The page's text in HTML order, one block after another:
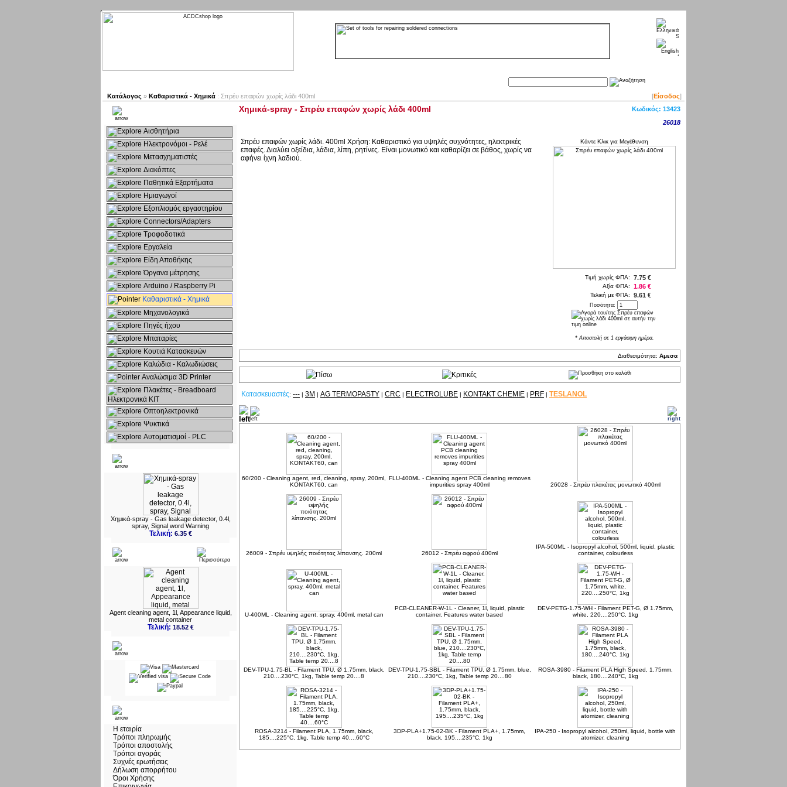
Κατάλογος » Καθαριστικά - Χημικά : Σπρέυ επαφών χωρίς λάδι 400ml [Είσοδος]
Αισθητήρια
Ηλεκτρονόμοι - Ρελέ
Μετασχηματιστές
Διακόπτες
Παθητικά Εξαρτήματα
Hμιαγωγοί
Εξοπλισμός εργαστηρίου
Connectors/Adapters
Τροφοδοτικά
Εργαλεία
Είδη Αποθήκης
Όργανα μέτρησης
Arduino / Raspberry Pi
Καθαριστικά - Χημικά
Μηχανολογικά
Πηγές ήχου
Μπαταρίες
Κουτιά Κατασκευών
Καλώδια - Καλωδιώσεις
Αναλώσιμα 3D Printer
Πλακέτες - Breadboard
Ηλεκτρονικά ΚΙΤ
Οπτοηλεκτρονικά
Ψυκτικά
Αυτοματισμοί - PLC
Χημικά-spray - Gas leakage detector, 0.4l,
spray, Signal word Warning
Τελική: 6.35 €
Agent cleaning agent, 1l, Appearance liquid,
metal container
Τελική: 18.52 €
Η εταιρία
Τρόποι πληρωμής
Τρόποι αποστολής
Τρόποι αγοράς
Συχνές ερωτήσεις
Δήλωση απορρήτου
Όροι Χρήσης
Χημικά-spray - Σπρέυ επαφών χωρίς λάδι 400ml Κωδικός: 13423
26018
Κάντε Κλικ για Μεγέθυνση
Τιμή χωρίς ΦΠΑ: 7.75 €
Αξία ΦΠΑ: 1.86 €
Τελική με ΦΠΑ: 9.61 €
Ποσότητα:
* Αποστολή σε 1 εργάσιμη ημέρα.
Σπρέυ επαφών χωρίς λάδι. 400ml Χρήση: Καθαριστικό για υψηλές συχνότητες, ηλεκτρικές
επαφές. Διαλύει οξείδια, λάδια, λίπη, ρητίνες. Είναι μονωτικό και καθαρίζει σε βάθος, χωρίς να
αφήνει ίχνη λαδιού.
Διαθεσιμότητα: Αμεσα
Κατασκευαστές: --- | 3M | AG TERMOPASTY | CRC | ELECTROLUBE | KONTAKT CHEMIE | PRF | TESLANOL
60/200 - Cleaning agent, red, cleaning, spray, 200ml,
KONTAKT60, can
FLU-400ML - Cleaning agent PCB cleaning removes
impurities spray 400ml
26028 - Σπρέυ πλακέτας μονωτικό 400ml
26009 - Σπρέυ υψηλής ποιότητας λίπανσης. 200ml 26012 - Σπρέυ αφρού 400ml
IPA-500ML - Isopropyl alcohol, 500ml, liquid, plastic
container, colourless
U-400ML - Cleaning agent, spray, 400ml, metal can
PCB-CLEANER-W-1L - Cleaner, 1l, liquid, plastic
container, Features water based
DEV-PETG-1.75-WH - Filament PET-G, Ø 1.75mm,
white, 220....250°C, 1kg
DEV-TPU-1.75-BL - Filament TPU, Ø 1.75mm, black,
210....230°C, 1kg, Table temp 20....8
DEV-TPU-1.75-SBL - Filament TPU, Ø 1.75mm, blue,
210....230°C, 1kg, Table temp 20....80
ROSA-3980 - Filament PLA High Speed, 1.75mm,
black, 180....240°C, 1kg
ROSA-3214 - Filament PLA, 1.75mm, black,
185....225°C, 1kg, Table temp 40....60°C
3DP-PLA+1.75-02-BK - Filament PLA+, 1.75mm,
black, 195....235°C, 1kg
IPA-250 - Isopropyl alcohol, 250ml, liquid, bottle with
atomizer, cleaning